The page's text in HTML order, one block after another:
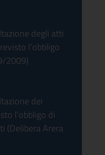
degli atti
l'obbligo
2009)
dei
l'obbligo di
(Delibera Arera